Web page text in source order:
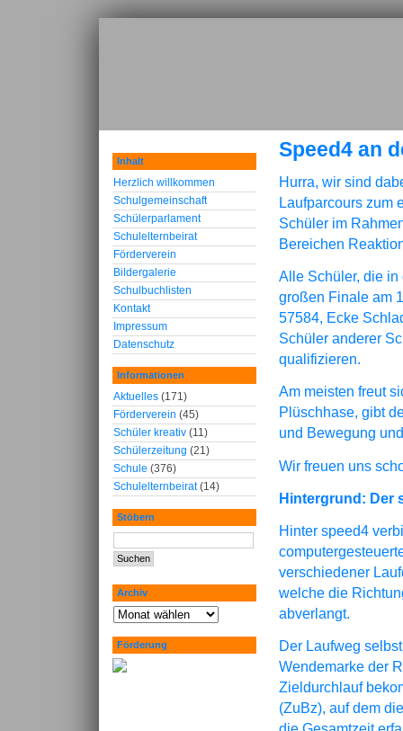
Speed4 an
Hurra, wir sind
Laufparcours zum
Schüler im
Bereichen
Alle Schüler, die
großen Finale am
57584, Ecke
Schüler anderer
qualifizieren.
Am meisten freut
Plüschhase, gibt
und Bewegung
Wir freuen uns
Hintergrund: Der
Hinter speed4
verschiedener
welche die
abverlangt.
Der Laufweg
Wendemarke der
Zieldurchlauf
(ZuBz), auf dem
Inhalt
Herzlich willkommen
Schulgemeinschaft
Schülerparlament
Schulelternbeirat
Förderverein
Bildergalerie
Schulbuchlisten
Kontakt
Impressum
Datenschutz
Informationen
Aktuelles (171)
Förderverein (45)
Schüler kreativ (11)
Schülerzeitung (21)
Schule (376)
Schulelternbeirat(14)
Stöbern
Archiv
Förderung